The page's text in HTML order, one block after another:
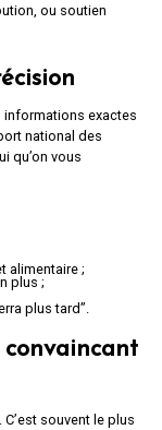
ou soutien
informations exactes
national des
qu’on vous
alimentaire ;
plus ;
plus tard”.
convaincant
souvent le plus